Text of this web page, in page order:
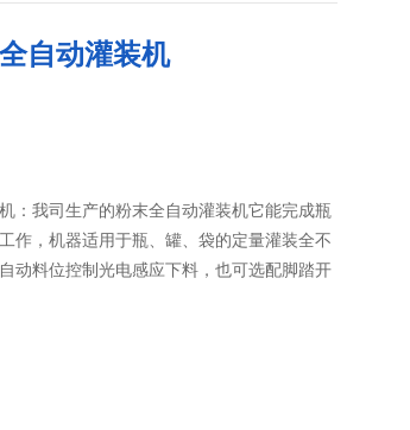
自动灌装机
：我司生产的粉末全自动灌装机​它能完成瓶
作，机器适用于瓶、罐、袋的定量灌装全不
动料位控制光电感应下料，也可选配脚踏开